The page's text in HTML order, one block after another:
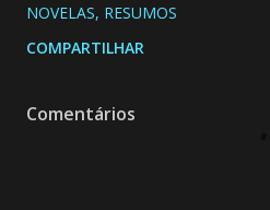
NOVELAS RESUMOS
COMPARTILHAR
Comentários